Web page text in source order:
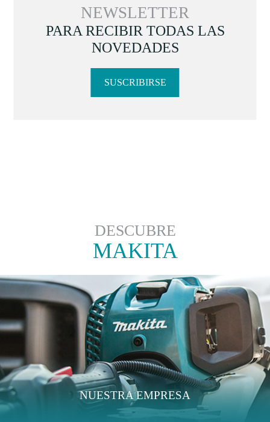
NEWSLETTER
PARA RECIBIR TODAS LAS
NOVEDADES
SUSCRIBIRSE
DESCUBRE
MAKITA
NUESTRA EMPRESA